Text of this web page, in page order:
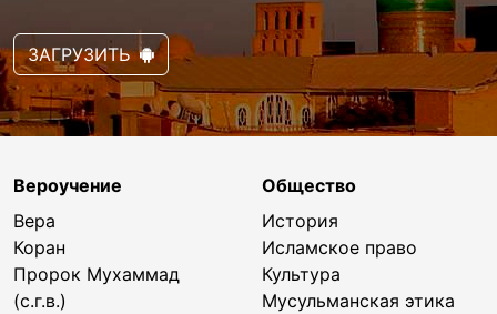
ЗАГРУЗИТЬ
Вероучение
Вера
Коран
Пророк Мухаммад
(с.г.в.)
Общество
История
Исламское право
Культура
Мусульманская этика